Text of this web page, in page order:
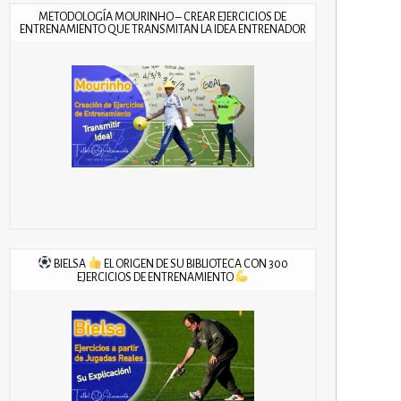
METODOLOGÍA MOURINHO – CREAR EJERCICIOS DE
ENTRENAMIENTO QUE TRANSMITAN LA IDEA ENTRENADOR
BIELSA
EL ORIGEN DE SU BIBLIOTECA CON 300
EJERCICIOS DE ENTRENAMIENTO